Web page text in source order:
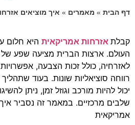
דף הבית » מאמרים » איך מוציאים
קבלת אזרחות אמריקאית היא חלום
העולם. ארצות הברית מציעה שפע של
לאזרחיה, כולל זכות הצבעה,
רווחה סוציאליות שונות. בעוד
יכול להיות מורכב וגוזל זמן, ניתן
שלבים מרכזיים. במאמר זה נסביר
אמריקאית